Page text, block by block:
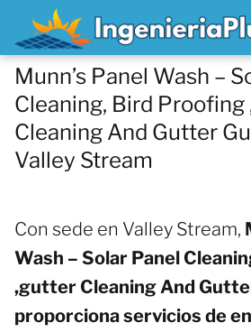
Munn’s Panel Wash –
Cleaning, Bird
Cleaning And Gutter
Valley Stream
Con sede en Valley Stream,
Wash – Solar Panel
,gutter Cleaning And
proporciona servicios de